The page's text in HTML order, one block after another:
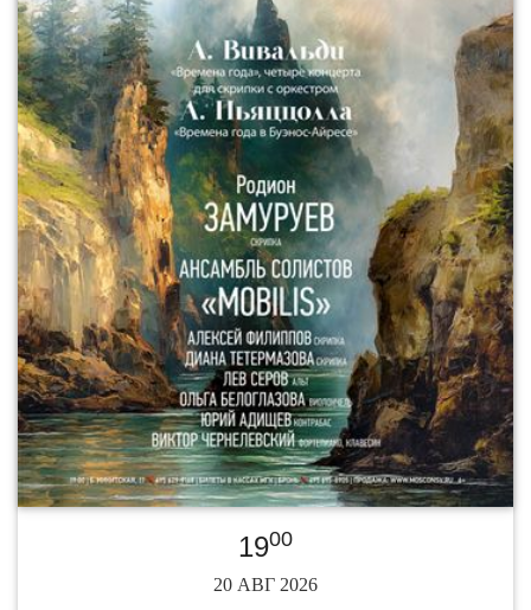
1900
20 АВГ 2026